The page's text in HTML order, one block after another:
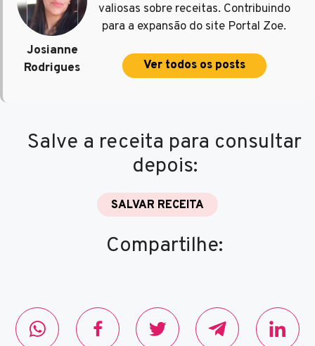
Josianne
Rodrigues
valiosas sobre receitas. Contribuindo
para a expansão do site Portal Zoe.
Ver todos os posts
Salve a receita para consultar
depois:
SALVAR RECEITA
Compartilhe: